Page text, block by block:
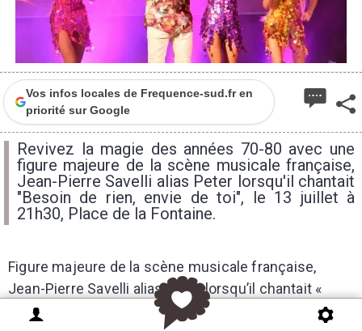
Vos infos locales de Frequence-sud.fr en
priorité sur Google
Revivez la magie des années 70-80 avec une
figure majeure de la scène musicale française,
Jean-Pierre Savelli alias Peter lorsqu'il chantait
"Besoin de rien, envie de toi", le 13 juillet à
21h30, Place de la Fontaine.
Figure majeure de la scène musicale française,
Jean-Pierre Savelli alias Peter lorsqu’il chantait «
Besoin de rien, envie de toi » avec Sloane en 1984, a